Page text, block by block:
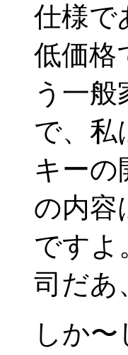
仕様で
低価格
う一
で、私
キーの
の内容
ですよ
司だあ
しか